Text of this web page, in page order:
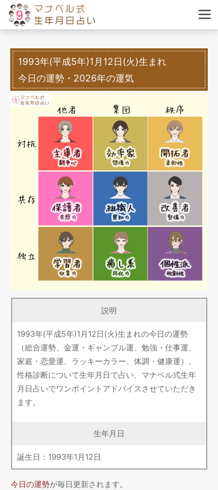
1993年(平成5年)1月12日(火)生まれ
今日の運勢・2026年の運気
説明
1993年(平成5年)1月12日(火)生まれの今日の運勢
（総合運勢、金運・ギャンブル運、勉強・仕事運、
家庭・恋愛運、ラッキーカラー、体調・健康運）、
性格診断について生年月日で占い、マナベル式生年
月日占いでワンポイントアドバイスさせていただき
ます。
生年月日
誕生日： 1993年1 月 12日
今日の運勢が毎日更新されます。